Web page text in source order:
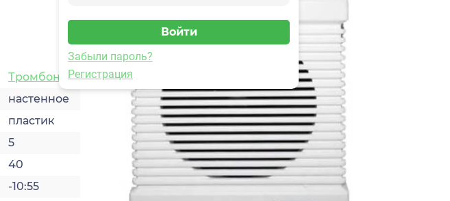
Забыли пароль?
Регистрация
Тромбон
настенное
пластик
5
40
-10:55